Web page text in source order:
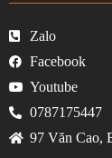
Zalo
Facebook
Youtube
0787175447
97 Văn Cao,